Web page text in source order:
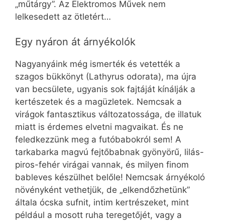
„műtárgy”. Az Elektromos Művek nem
lelkesedett az ötletért…
Egy nyáron át árnyékolók
Nagyanyáink még ismerték és vetették a
szagos bükkönyt (Lathyrus odorata), ma újra
van becsülete, ugyanis sok fajtáját kínálják a
kertészetek és a magüzletek. Nemcsak a
virágok fantasztikus változatossága, de illatuk
miatt is érdemes elvetni magvaikat. És ne
feledkezzünk meg a futóbabokról sem! A
tarkabarka magvú fejtőbabnak gyönyörű, lilás-
piros-fehér virágai vannak, és milyen finom
bableves készülhet belőle! Nemcsak árnyékoló
növényként vethetjük, de „elkendőzhetünk”
általa ócska sufnit, intim kertrészeket, mint
például a mosott ruha teregetőjét, vagy a